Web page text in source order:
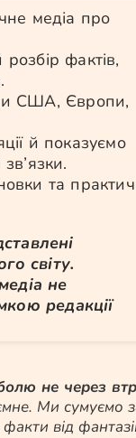
медіа про
фактів,
США, Європи,
й показуємо
та
світу.
не
редакції
не через
Ми сумуємо
від